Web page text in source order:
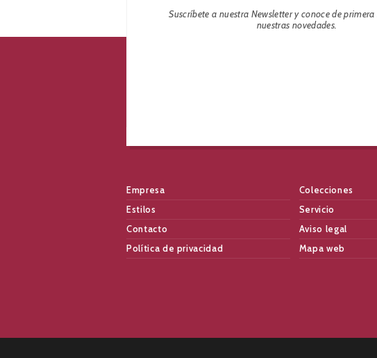
Suscríbete a nuestra Newsletter y conoce de
nuestras novedades.
Empresa Colecciones
Estilos
Servicio
Contacto
Aviso legal
Política de privacidad
Mapa web